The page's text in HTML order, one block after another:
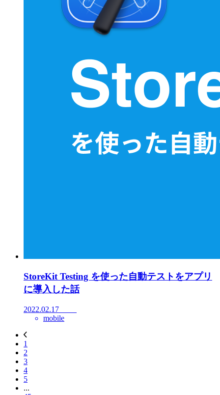
StoreKit Testing を使った自動テストをアプリ
に導入した話
2022.02.17
mobile
1
2
3
4
5
...